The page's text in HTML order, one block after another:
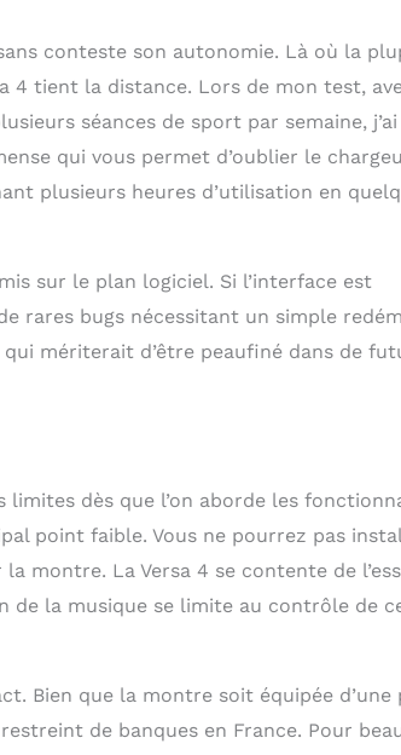
conteste son autonomie. Là où la
4 tient la distance. Lors de mon test,
séances de sport par semaine, j’ai
qui vous permet d’oublier le
plusieurs heures d’utilisation en
sur le plan logiciel. Si l’interface est
rares bugs nécessitant un simple
mériterait d’être peaufiné dans de
limites dès que l’on aborde les
point faible. Vous ne pourrez pas
montre. La Versa 4 se contente de
de la musique se limite au contrôle de
Bien que la montre soit équipée d’une
de banques en France. Pour